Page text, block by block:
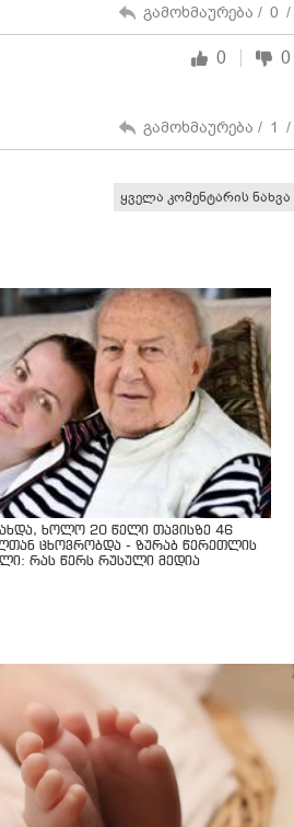
გამოხმაურება / 0 /
0 0
გამოხმაურება / 1 /
ყველა კომენტარის ნახვა
ხოლო 20 წელი თავისზე 46
ცხოვრობდა - ზურაბ წერეთლის
რას წერს რუსული მედია